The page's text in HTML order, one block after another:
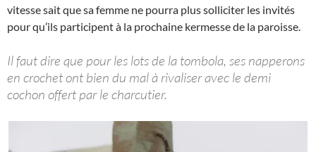
vitesse sait que sa femme ne pourra plus solliciter les invités
pour qu’ils participent à la prochaine kermesse de la paroisse.
Il faut dire que pour les lots de la tombola, ses napperons
en crochet ont bien du mal à rivaliser avec le demi
cochon offert par le charcutier.